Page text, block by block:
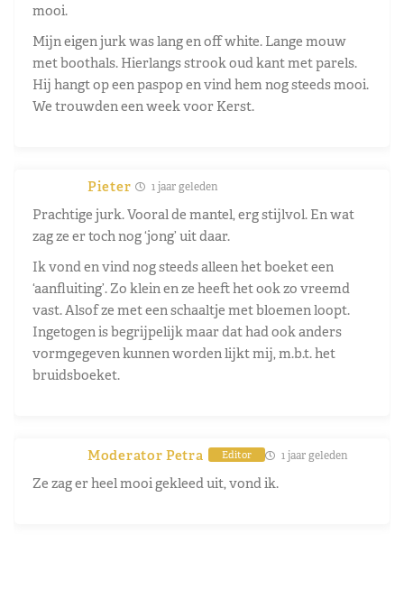
mooi.
Mijn eigen jurk was lang en off white. Lange mouw
met boothals. Hierlangs strook oud kant met parels.
Hij hangt op een paspop en vind hem nog steeds mooi.
We trouwden een week voor Kerst.
Pieter 1 jaar geleden
Prachtige jurk. Vooral de mantel, erg stijlvol. En wat
zag ze er toch nog ‘jong’ uit daar.
Ik vond en vind nog steeds alleen het boeket een
‘aanfluiting’. Zo klein en ze heeft het ook zo vreemd
vast. Alsof ze met een schaaltje met bloemen loopt.
Ingetogen is begrijpelijk maar dat had ook anders
vormgegeven kunnen worden lijkt mij, m.b.t. het
bruidsboeket.
Moderator Petra Editor 1 jaar geleden
Ze zag er heel mooi gekleed uit, vond ik.